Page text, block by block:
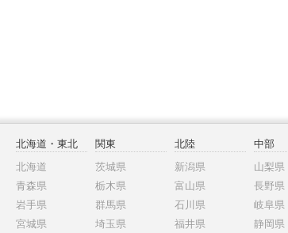
北海道・東北
北海道
青森県
岩手県
宮城県
関東
茨城県
栃木県
群馬県
埼玉県
北陸
新潟県
富山県
石川県
福井県
中部
山梨県
長野県
岐阜県
静岡県